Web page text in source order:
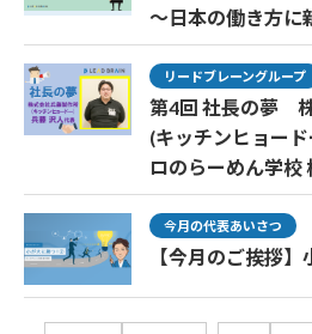
～日本の働き方に
リードブレーングループ
第4回 社長の夢
(キッチンヒョー
ロのらーめん学校
今月の代表あいさつ
【今月のご挨拶